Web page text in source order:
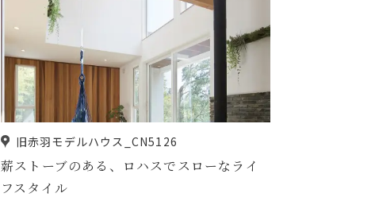
旧赤羽モデルハウス_CN5126
薪ストーブのある、ロハスでスローなライ
フスタイル